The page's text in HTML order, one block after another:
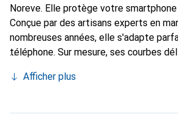
Noreve. Elle protège votre
Conçue par des artisans experts en
nombreuses années, elle s'adapte
téléphone. Sur mesure, ses courbes
et indispensable pour votre
marque Noreve est un choix sûr pour
Afficher plus